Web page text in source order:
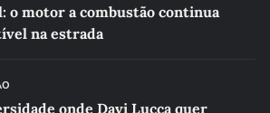
o motor a combustão continua
na estrada
onde Davi Lucca quer